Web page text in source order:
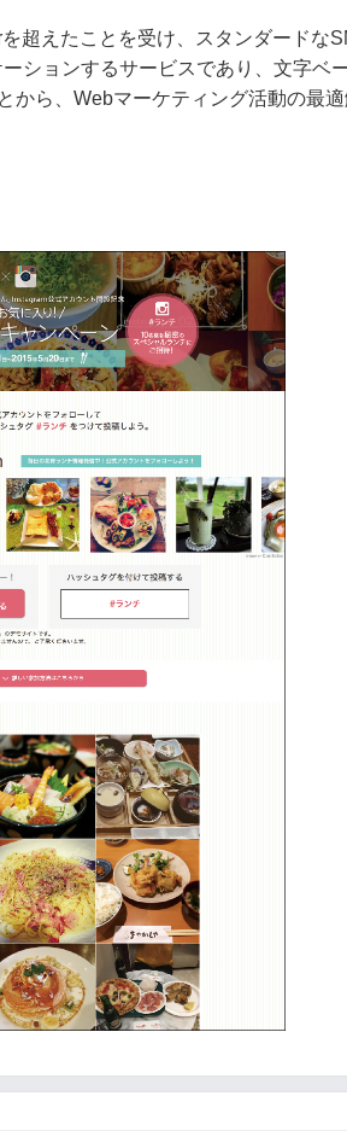
超えたことを受け、スタンダードな
ションするサービスであり、文字ベ
から、Webマーケティング活動の最